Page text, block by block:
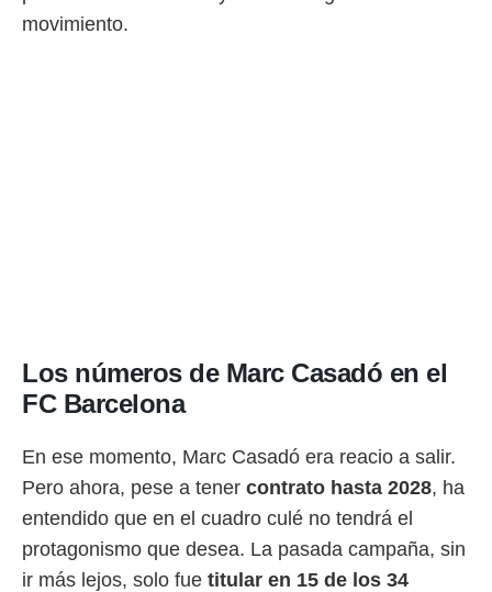
movimiento.
Los números de Marc Casadó en el
FC Barcelona
En ese momento, Marc Casadó era reacio a salir.
Pero ahora, pese a tener contrato hasta 2028, ha
entendido que en el cuadro culé no tendrá el
protagonismo que desea. La pasada campaña, sin
ir más lejos, solo fue titular en 15 de los 34